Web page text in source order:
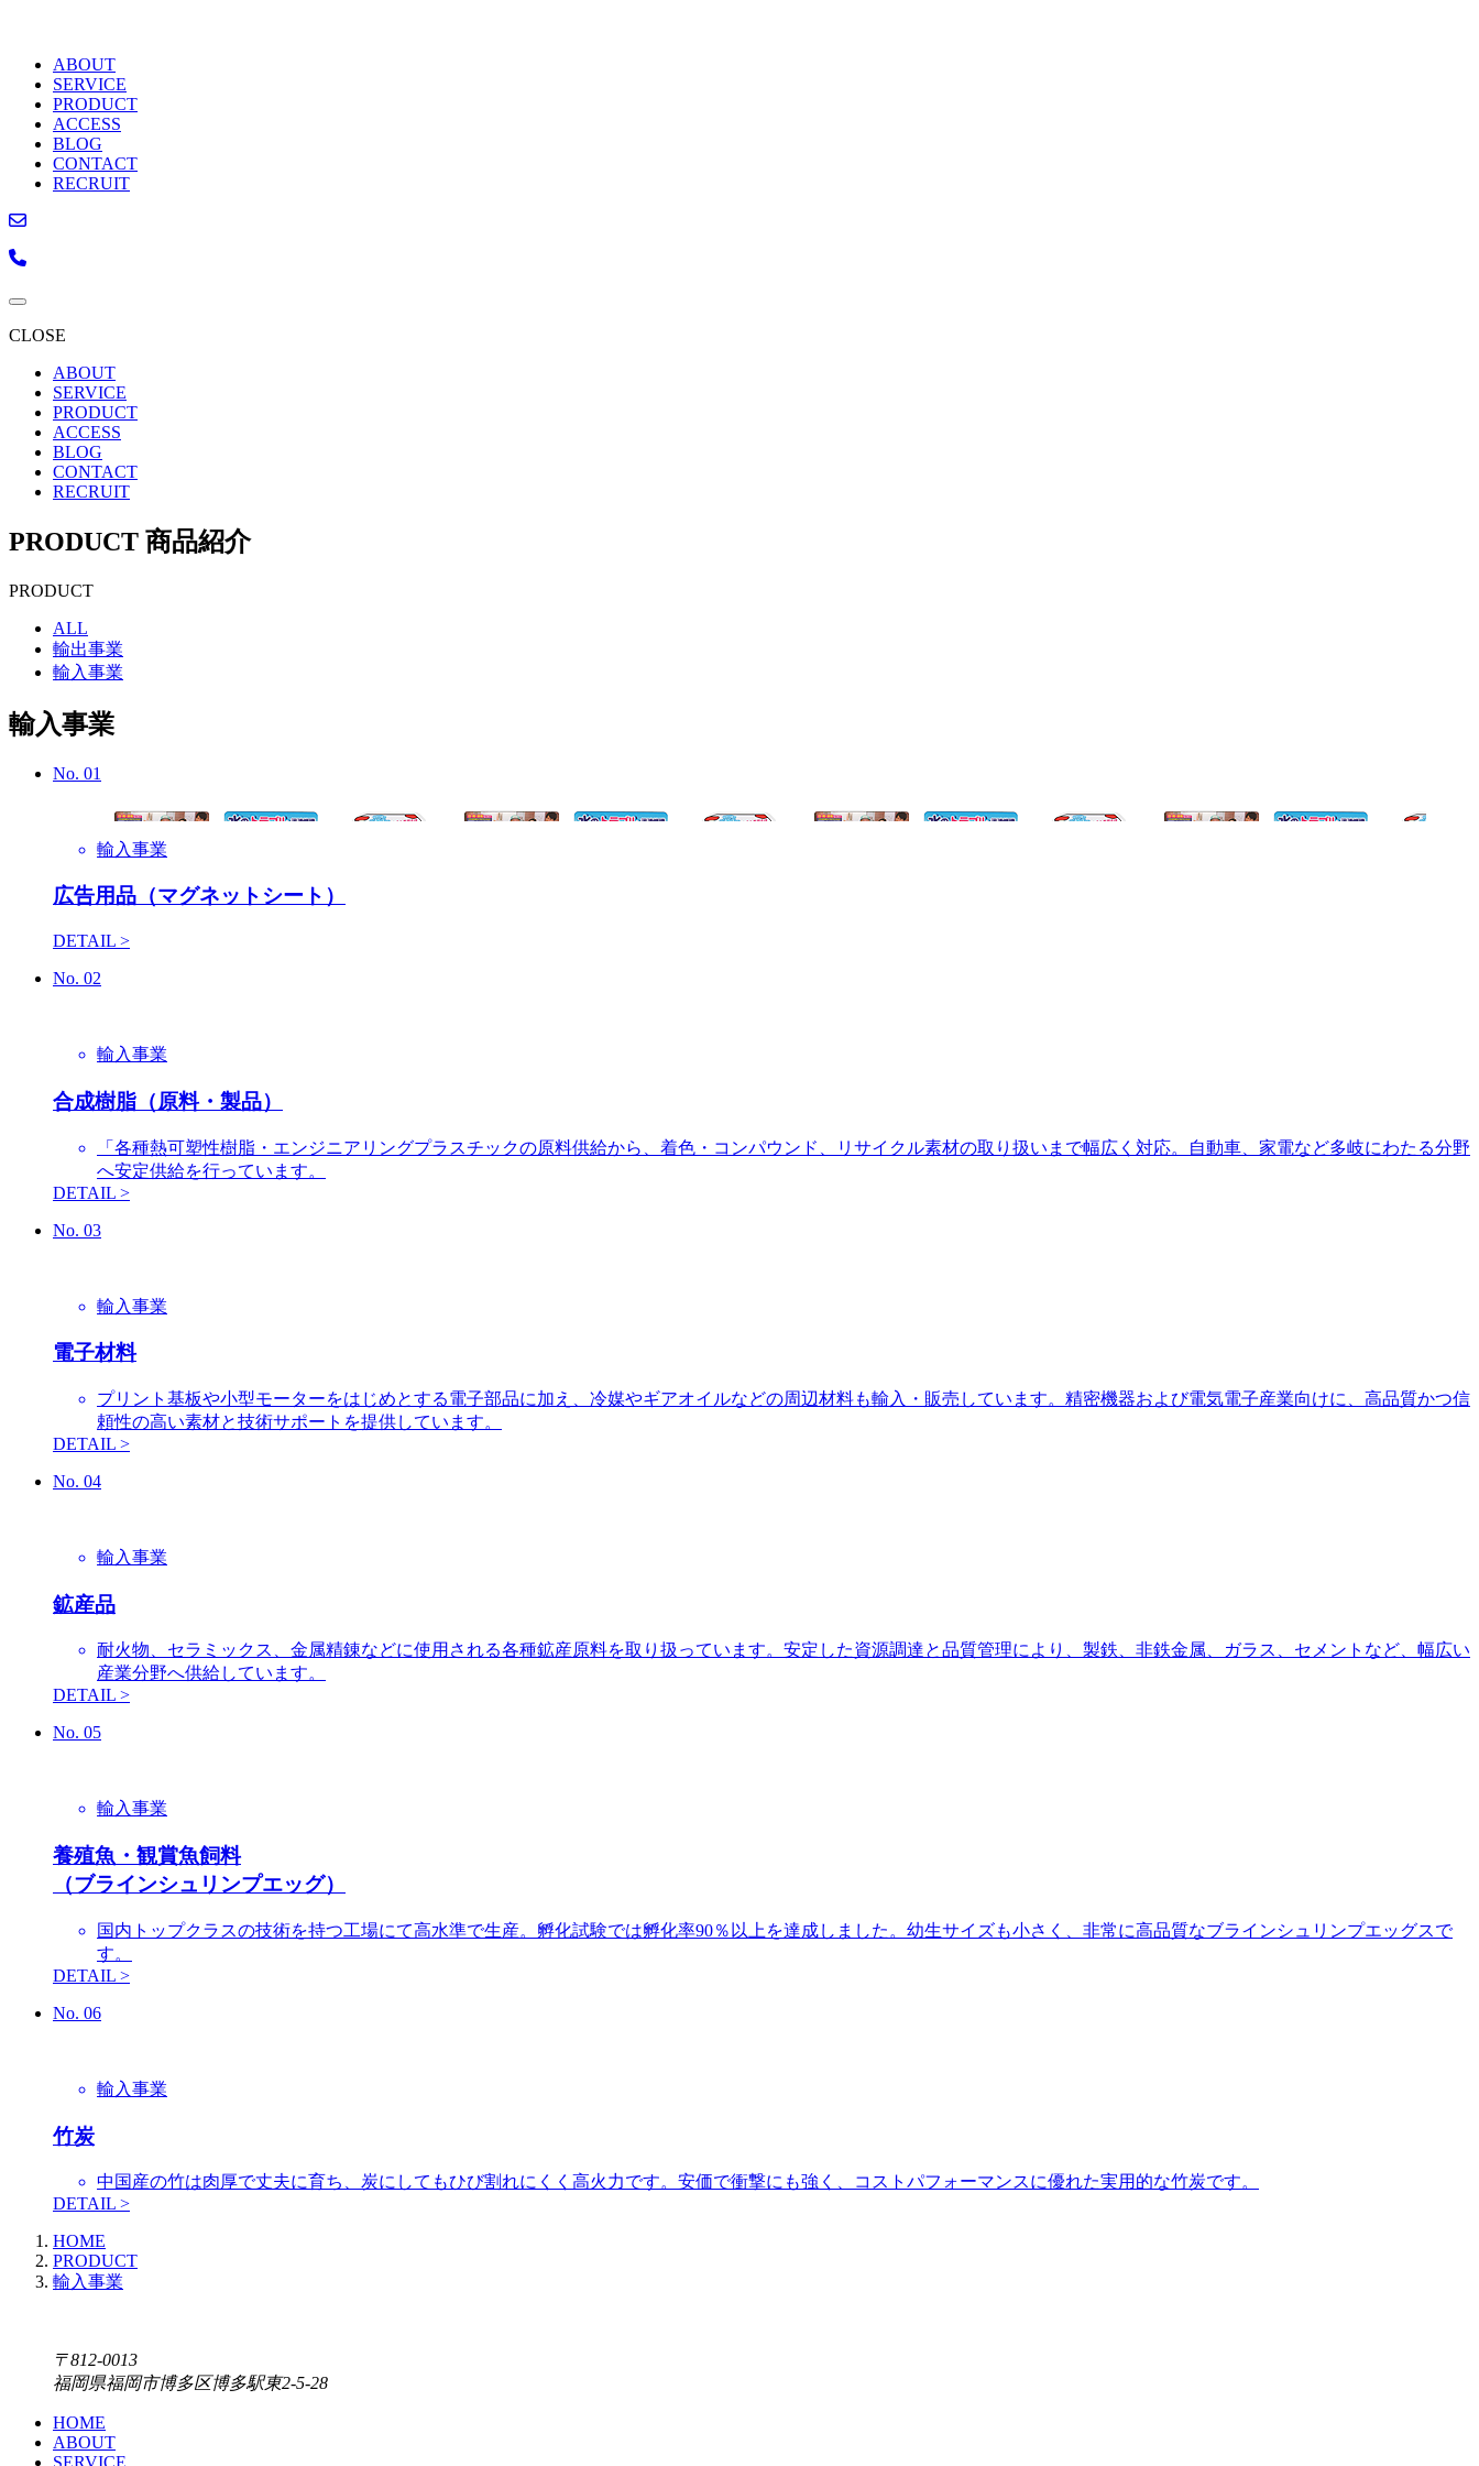
ABOUT
SERVICE
PRODUCT
ACCESS
BLOG
CONTACT
RECRUIT
CLOSE
ABOUT
SERVICE
PRODUCT
ACCESS
BLOG
CONTACT
RECRUIT
PRODUCT 商品紹介
PRODUCT
ALL
輸出事業
輸入事業
輸入事業
No. 01
輸入事業
広告用品（マグネットシート）
DETAIL >
No. 02
輸入事業
合成樹脂（原料・製品）
「各種熱可塑性樹脂・エンジニアリングプラスチックの原料供給から、着色・コンパウンド、リサイクル素材の取り扱いまで幅広く対応。自動車、家電など多岐にわたる分野
へ安定供給を行っています。
DETAIL >
No. 03
輸入事業
電子材料
プリント基板や小型モーターをはじめとする電子部品に加え、冷媒やギアオイルなどの周辺材料も輸入・販売しています。精密機器および電気電子産業向けに、高品質かつ信
頼性の高い素材と技術サポートを提供しています。
DETAIL >
No. 04
輸入事業
鉱産品
耐火物、セラミックス、金属精錬などに使用される各種鉱産原料を取り扱っています。安定した資源調達と品質管理により、製鉄、非鉄金属、ガラス、セメントなど、幅広い
産業分野へ供給しています。
DETAIL >
No. 05
輸入事業
養殖魚・観賞魚飼料
（ブラインシュリンプエッグ）
国内トップクラスの技術を持つ工場にて高水準で生産。孵化試験では孵化率90％以上を達成しました。幼生サイズも小さく、非常に高品質なブラインシュリンプエッグスで
す。
DETAIL >
No. 06
輸入事業
竹炭
中国産の竹は肉厚で丈夫に育ち、炭にしてもひび割れにくく高火力です。安価で衝撃にも強く、コストパフォーマンスに優れた実用的な竹炭です。
DETAIL >
HOME
PRODUCT
輸入事業
〒812-0013
福岡県福岡市博多区博多駅東2-5-28
HOME
ABOUT